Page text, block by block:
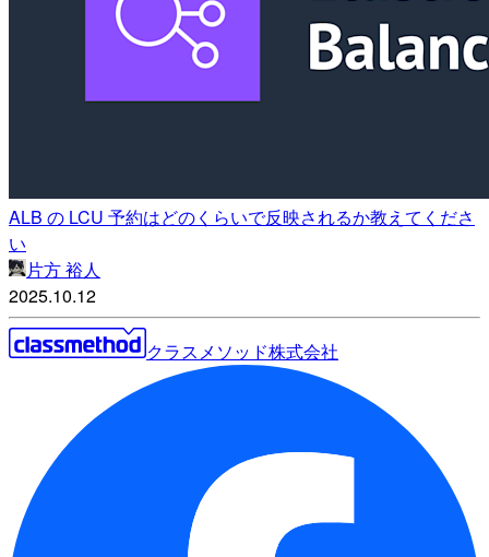
ALB の LCU 予約はどのくらいで反映されるか教えてくださ
い
片方 裕人
2025.10.12
クラスメソッド株式会社